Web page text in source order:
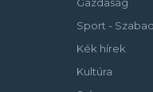
Sport -
Kék hírek
Kultúra